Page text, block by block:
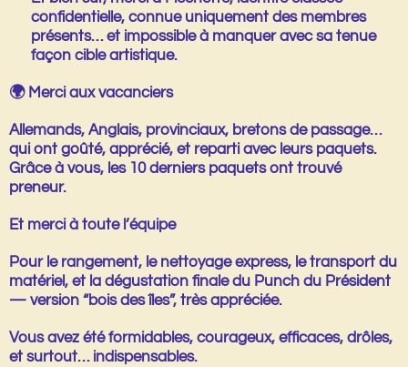
confidentielle, connue uniquement des membres
présents… et impossible à manquer avec sa tenue
façon cible artistique.
🌍Merci aux vacanciers
Allemands, Anglais, provinciaux, bretons de passage…
qui ont goûté, apprécié, et reparti avec leurs paquets.
Grâce à vous, les 10 derniers paquets ont trouvé
preneur.
Et merci à toute l’équipe
Pour le rangement, le nettoyage express, le transport du
matériel, et la dégustation finale du Punch du Président
— version “bois des îles”, très appréciée.
Vous avez étéformidables, courageux, efficaces, drôles,
et surtout… indispensables.